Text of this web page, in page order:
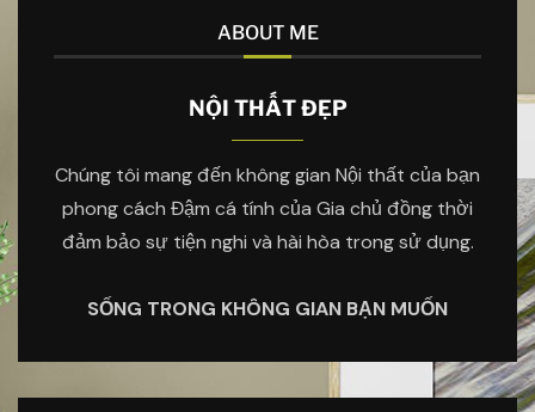
ABOUT ME
NỘI THẤT ĐẸP
Chúng tôi mang đến không gian Nội thất của bạn
phong cách Đậm cá tính của Gia chủ đồng thời
đảm bảo sự tiện nghi và hài hòa trong sử dụng.
SỐNG TRONG KHÔNG GIAN BẠN MUỐN